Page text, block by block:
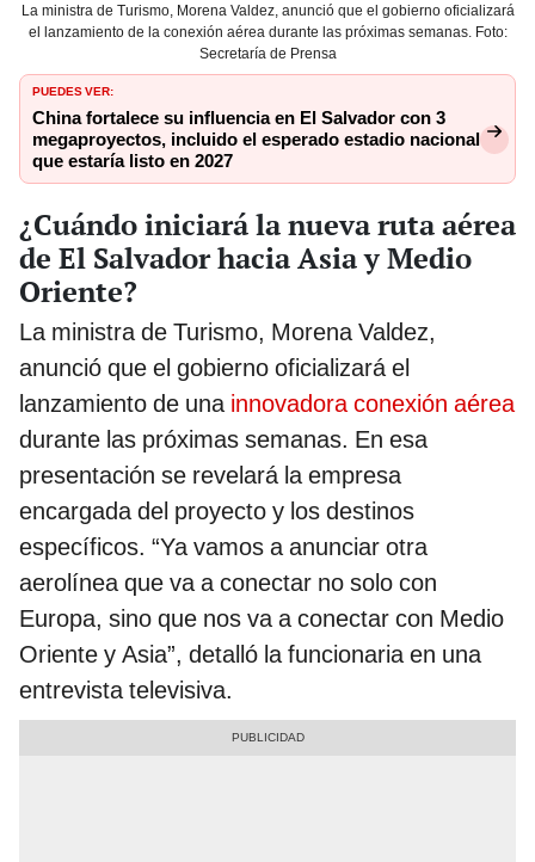
La ministra de Turismo, Morena Valdez, anunció que el gobierno oficializará
el lanzamiento de la conexión aérea durante las próximas semanas. Foto:
Secretaría de Prensa
PUEDES VER:
China fortalece su influencia en El Salvador con 3
megaproyectos, incluido el esperado estadio nacional
que estaría listo en 2027
¿Cuándo iniciará la nueva ruta aérea
de El Salvador hacia Asia y Medio
Oriente?
La ministra de Turismo, Morena Valdez,
anunció que el gobierno oficializará el
lanzamiento de una innovadora conexión aérea
durante las próximas semanas. En esa
presentación se revelará la empresa
encargada del proyecto y los destinos
específicos. “Ya vamos a anunciar otra
aerolínea que va a conectar no solo con
Europa, sino que nos va a conectar con Medio
Oriente y Asia”, detalló la funcionaria en una
entrevista televisiva.